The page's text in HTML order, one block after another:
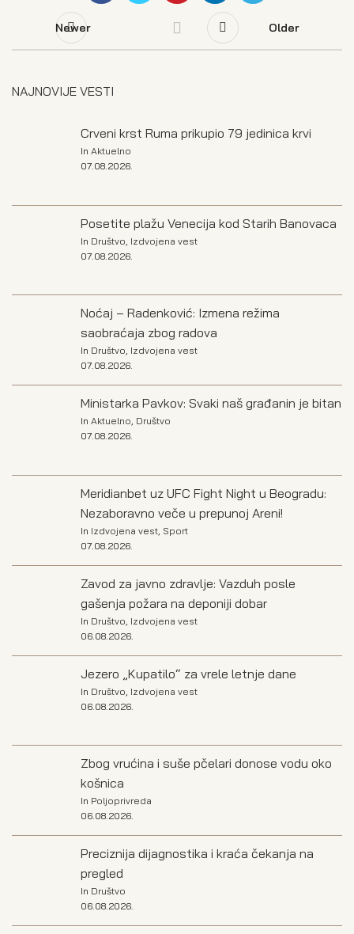
Newer Older
NAJNOVIJE VESTI
Crveni krst Ruma prikupio 79 jedinica krvi
In Aktuelno
07.08.2026.
Posetite plažu Venecija kod Starih Banovaca
In Društvo Izdvojena vest
07.08.2026.
Noćaj – Radenković: Izmena režima
saobraćaja zbog radova
In Društvo, Izdvojena vest
07.08.2026.
Ministarka Pavkov: Svaki naš građanin je bitan
In Aktuelno, Društvo
07.08.2026.
Meridianbet uz UFC Fight Night u Beogradu:
Nezaboravno veče u prepunoj Areni!
In Izdvojena vest, Sport
07.08.2026.
Zavod za javno zdravlje: Vazduh posle
gašenja požara na deponiji dobar
In Društvo Izdvojena vest
06.08.2026.
Jezero „Kupatilo“ za vrele letnje dane
In Društvo Izdvojena vest
06.08.2026.
Zbog vrućina i suše pčelari donose vodu oko
košnica
In Poljoprivreda
06.08.2026.
Preciznija dijagnostika i kraća čekanja na
pregled
In Društvo
06.08.2026.